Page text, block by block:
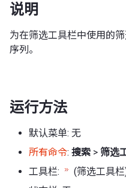
说明
为在筛选工具栏中使用的
序列。
运行方法
默认菜单: 无
所有命令: 搜索 > 筛选
工具栏:
(筛选工具